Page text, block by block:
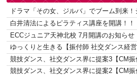
ドラマ「その女、ジルバ」でブーム到来！
白井清法によるピラティス講座を開講！！
ECCジュニア天神北校 7月開講のお知らせ
ゆっくりと生きる【振付師 社交ダンス経営
競技ダンス、社交ダンス界に提案3【CM振
競技ダンス、社交ダンス界に提案2【CM振